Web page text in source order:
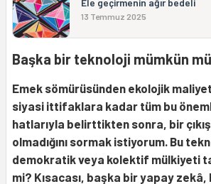
Ele geçirmenin ağır bedeli
13 Temmuz 2025
Başka bir teknoloji mümkün
Emek sömürüsünden ekolojik
siyasi ittifaklara kadar tüm bu
hatlarıyla belirttikten sonra, bir
olmadığını sormak istiyorum. Bu
demokratik veya kolektif mülkiyeti
mi? Kısacası, başka bir yapay